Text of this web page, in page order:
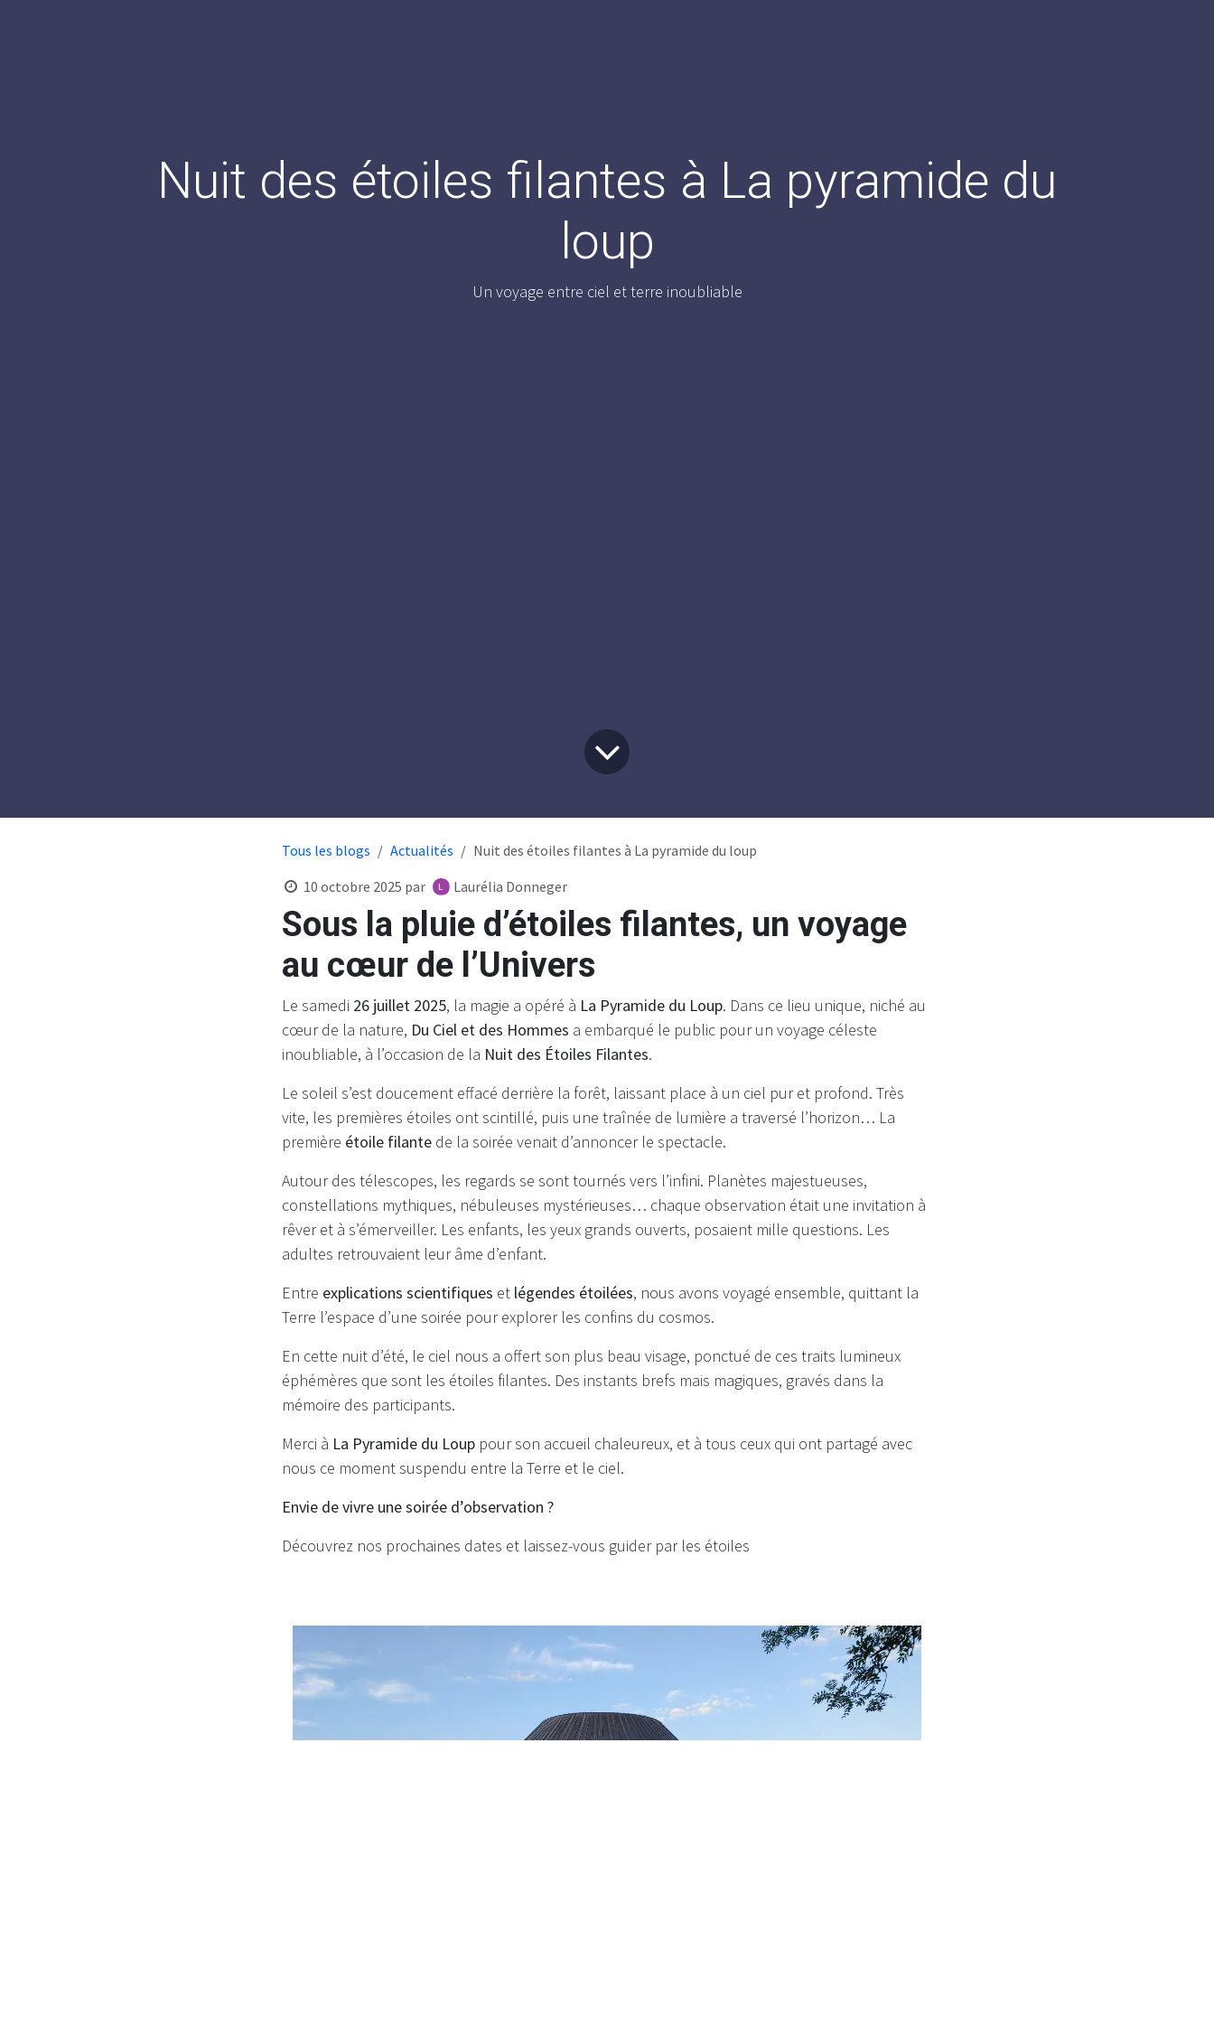
Nuit des étoiles filantes à La pyramide du
loup
Un voyage entre ciel et terre inoubliable
Tous les blogs Actualités
Nuit des étoiles filantes à La pyramide du loup
10 octobre 2025 par Laurélia Donneger
Sous la pluie d’étoiles filantes, un voyage
au cœur de l’Univers
Le samedi 26 juillet 2025, la magie a opéré à La Pyramide du Loup. Dans ce lieu unique, niché au
cœur de la nature, Du Ciel et des Hommes a embarqué le public pour un voyage céleste
inoubliable, à l’occasion de la Nuit des Étoiles Filantes.
Le soleil s’est doucement effacé derrière la forêt, laissant place à un ciel pur et profond. Très
vite, les premières étoiles ont scintillé, puis une traînée de lumière a traversé l’horizon… La
première étoile filante de la soirée venait d’annoncer le spectacle.
Autour des télescopes, les regards se sont tournés vers l’infini. Planètes majestueuses,
constellations mythiques, nébuleuses mystérieuses… chaque observation était une invitation à
rêver et à s’émerveiller. Les enfants, les yeux grands ouverts, posaient mille questions. Les
adultes retrouvaient leur âme d’enfant.
Entre explications scientifiques et légendes étoilées, nous avons voyagé ensemble, quittant la
Terre l’espace d’une soirée pour explorer les confins du cosmos.
En cette nuit d’été, le ciel nous a offert son plus beau visage, ponctué de ces traits lumineux
éphémères que sont les étoiles filantes. Des instants brefs mais magiques, gravés dans la
mémoire des participants.
Merci à La Pyramide du Loup pour son accueil chaleureux, et à tous ceux qui ont partagé avec
nous ce moment suspendu entre la Terre et le ciel.
Envie de vivre une soirée d’observation ?
Découvrez nos prochaines dates et laissez-vous guider par les étoiles